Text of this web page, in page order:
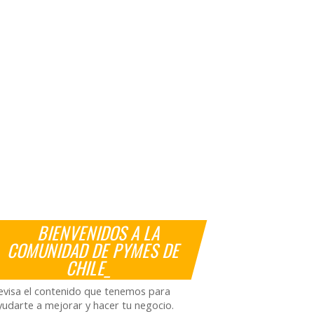
BIENVENIDOS A LA
COMUNIDAD DE PYMES DE
CHILE_
el contenido que tenemos para
a mejorar y hacer tu negocio.